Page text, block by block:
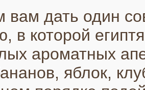
вам дать один
в которой
ароматных
яблок,